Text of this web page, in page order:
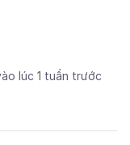
lúc 1 tuần trước